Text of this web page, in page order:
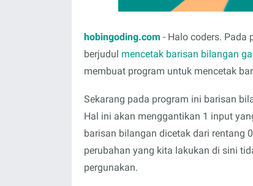
hobingoding.com - Halo coders.
berjudul mencetak barisan bilangan
membuat program untuk mencetak
Sekarang pada program ini barisan
Hal ini akan menggantikan 1 input
barisan bilangan dicetak dari rentang
perubahan yang kita lakukan di sini
pergunakan.